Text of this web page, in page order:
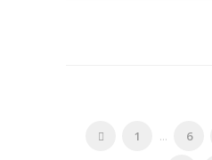
1 ... 6